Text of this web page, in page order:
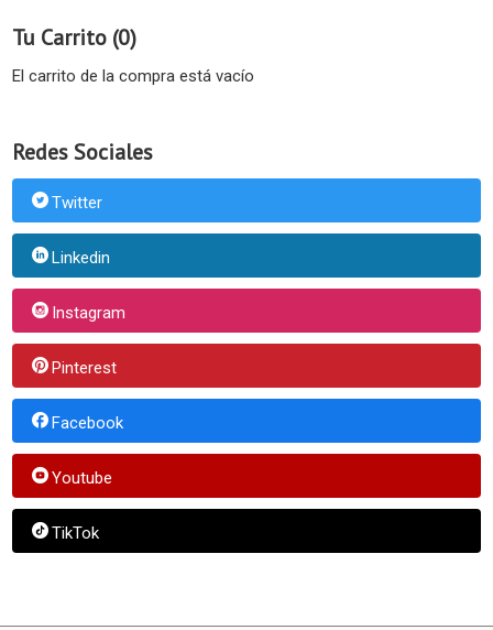
Tu Carrito (0)
El carrito de la compra está vacío
Redes Sociales
Twitter
Linkedin
Instagram
Pinterest
Facebook
Youtube
TikTok